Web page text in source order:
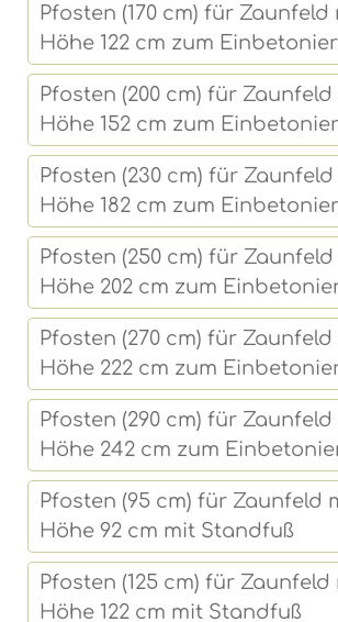
Pfosten (170 cm) für
Höhe 122 cm zum
Pfosten (200 cm) für
Höhe 152 cm zum
Pfosten (230 cm) für
Höhe 182 cm zum
Pfosten (250 cm) für
Höhe 202 cm zum
Pfosten (270 cm) für
Höhe 222 cm zum
Pfosten (290 cm) für
Höhe 242 cm zum
Pfosten (95 cm) für Zaunfeld
Höhe 92 cm mit Standfuß
Pfosten (125 cm) für
Höhe 122 cm mit Standfuß